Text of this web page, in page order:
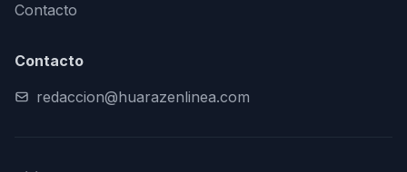
Contacto
Contacto
redaccion@huarazenlinea.com